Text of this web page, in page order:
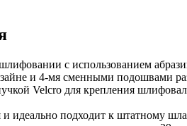
с использованием
и 4-мя сменными подошвами
Velcro для крепления
идеально подходит к штатному